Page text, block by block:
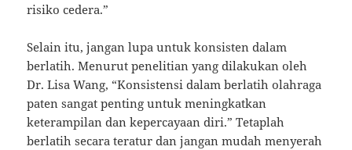
risiko cedera.”
Selain itu, jangan lupa untuk konsisten dalam
berlatih. Menurut penelitian yang dilakukan oleh
Dr. Lisa Wang, “Konsistensi dalam berlatih olahraga
paten sangat penting untuk meningkatkan
keterampilan dan kepercayaan diri.” Tetaplah
berlatih secara teratur dan jangan mudah menyerah